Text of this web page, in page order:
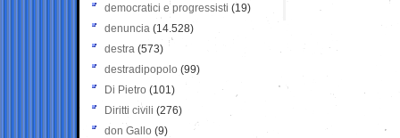
democratici e progressisti (19)
denuncia (14.528)
destra (573)
destradipopolo (99)
Di Pietro (101)
Diritti civili (276)
don Gallo (9)